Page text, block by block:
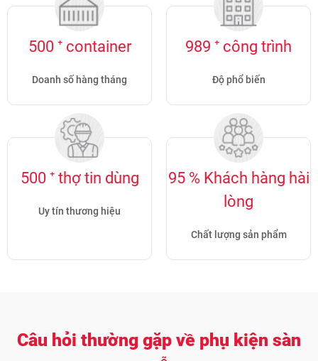
500⁺ container
Doanh số hàng tháng
989 ⁺ công trình
Độ phổ biến
500⁺ thợ tin dùng
Uy tín thương hiệu
95% Khách hàng hài
lòng
Chất lượng sản phẩm
Câu hỏi thường gặp về phụ kiện sàn